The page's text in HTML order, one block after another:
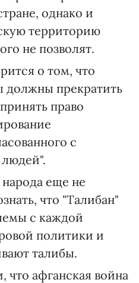
однако и
территорию
не позволят.
о том, что
прекратить
право
с
еще не
что "Талибан"
с каждой
политики и
талибы.
афганская война